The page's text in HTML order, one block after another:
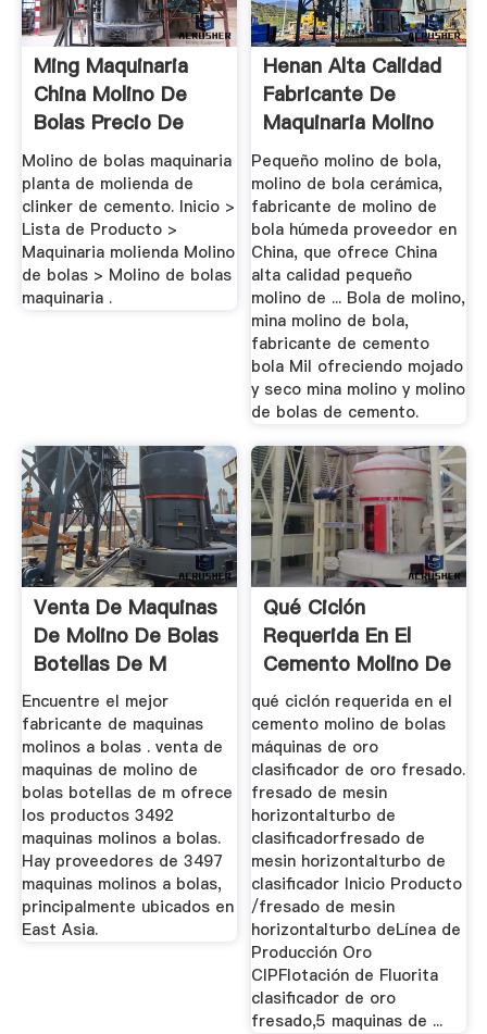
Ming Maquinaria
China Molino De
Bolas Precio De
Lista
Molino de bolas maquinaria
planta de molienda de
clinker de cemento. Inicio >
Lista de Producto >
Maquinaria molienda Molino
de bolas > Molino de bolas
maquinaria .
Henan Alta Calidad
Fabricante De
Maquinaria Molino
De ...
Pequeño molino de bola,
molino de bola cerámica,
fabricante de molino de
bola húmeda proveedor en
China, que ofrece China
alta calidad pequeño
molino de ... Bola de molino,
mina molino de bola,
fabricante de cemento
bola Mil ofreciendo mojado
y seco mina molino y molino
de bolas de cemento.
Venta De Maquinas
De Molino De Bolas
Botellas De M
Encuentre el mejor
fabricante de maquinas
molinos a bolas . venta de
maquinas de molino de
bolas botellas de m ofrece
los productos 3492
maquinas molinos a bolas.
Hay proveedores de 3497
maquinas molinos a bolas,
principalmente ubicados en
East Asia.
Qué Ciclón
Requerida En El
Cemento Molino De
Bolas ...
qué ciclón requerida en el
cemento molino de bolas
máquinas de oro
clasificador de oro fresado.
fresado de mesin
horizontalturbo de
clasificadorfresado de
mesin horizontalturbo de
clasificador Inicio Producto
/fresado de mesin
horizontalturbo deLínea de
Producción Oro
CIPFlotación de Fluorita
clasificador de oro
fresado,5 maquinas de ...